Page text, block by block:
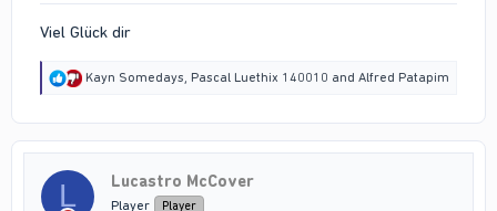
Viel Glück dir
R
t
o
Kayn Somedays Pascal Luethix 140010 and Alfred Patapim
L Lucastro McCover
Player Player